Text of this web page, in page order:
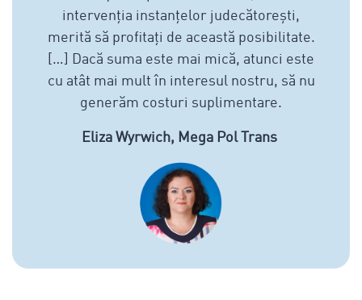
intervenția instanțelor judecătorești,
merită să profitați de această posibilitate.
[…] Dacă suma este mai mică, atunci este
cu atât mai mult în interesul nostru, să nu
generăm costuri suplimentare.
Eliza Wyrwich, Mega Pol Trans